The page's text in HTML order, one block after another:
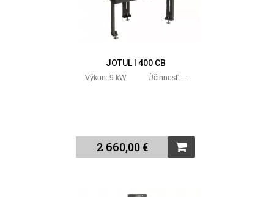
JOTUL I 400 CB
Výkon: 9 kW Účinnosť: ...
2 660,00 €